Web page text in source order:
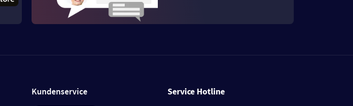
Kundenservice Service Hotline